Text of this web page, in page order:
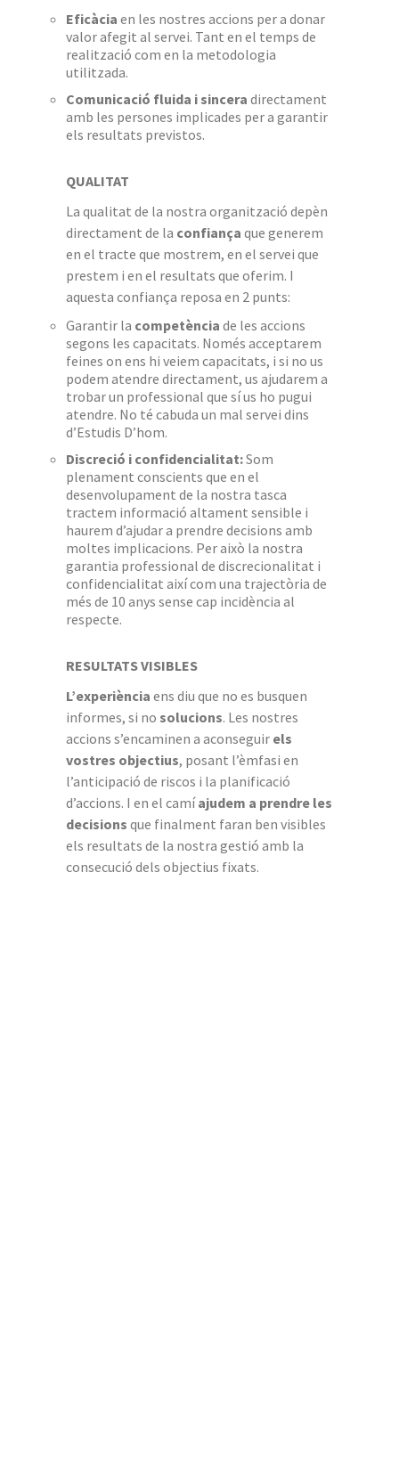
Eficàcia en les nostres accions per a donar
valor afegit al servei. Tant en el temps de
realització com en la metodologia
utilitzada.
Comunicació fluida i sincera directament
amb les persones implicades per a garantir
els resultats previstos.
QUALITAT
La qualitat de la nostra organització depèn
directament de la confiança que generem
en el tracte que mostrem, en el servei que
prestem i en el resultats que oferim. I
aquesta confiança reposa en 2 punts:
Garantir la competència de les accions
segons les capacitats. Només acceptarem
feines on ens hi veiem capacitats, i si no us
podem atendre directament, us ajudarem a
trobar un professional que sí us ho pugui
atendre. No té cabuda un mal servei dins
d’Estudis D’hom.
Discreció i confidencialitat:Som
plenament conscients que en el
desenvolupament de la nostra tasca
tractem informació altament sensible i
haurem d’ajudar a prendre decisions amb
moltes implicacions. Per això la nostra
garantia professional de discrecionalitat i
confidencialitat així com una trajectòria de
més de 10 anys sense cap incidència al
respecte.
RESULTATS VISIBLES
L’experiència ens diu que no es busquen
informes, si no solucions. Les nostres
accions s’encaminen a aconseguir els
vostres objectius, posant l’èmfasi en
l’anticipació de riscos i la planificació
d’accions. I en el camíajudem a prendre les
decisions que finalment faran ben visibles
els resultats de la nostra gestió amb la
consecució dels objectius fixats.